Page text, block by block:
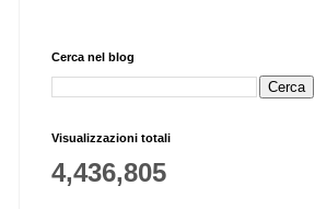
Cerca nel blog
Visualizzazioni totali
4,436,805